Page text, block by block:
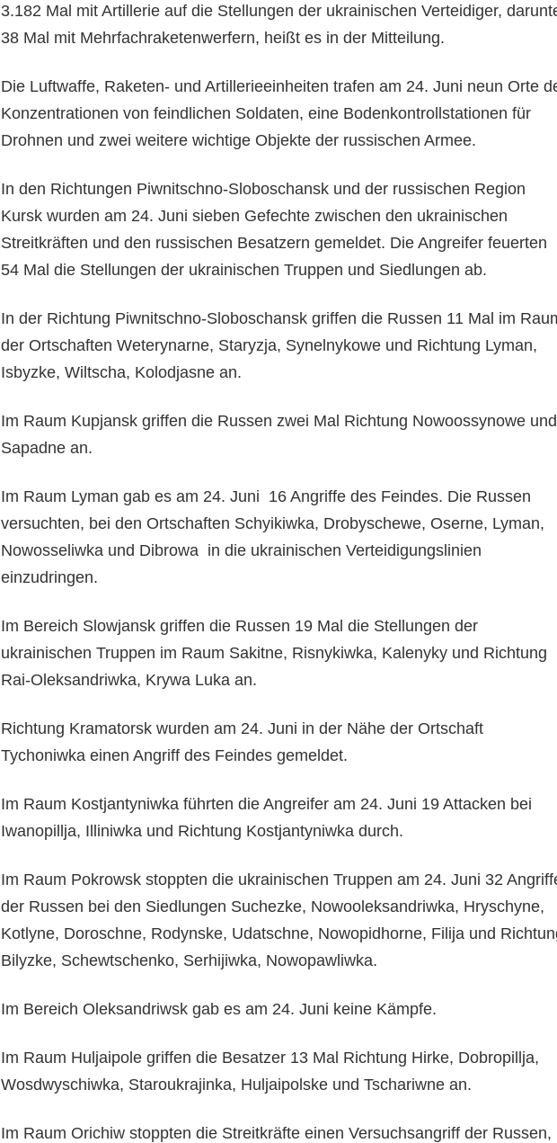
3.182 Mal mit Artillerie auf die Stellungen der ukrainischen Verteidiger,
38 Mal mit Mehrfachraketenwerfern, heißt es in der Mitteilung.
Die Luftwaffe, Raketen- und Artillerieeinheiten trafen am 24. Juni neun Orte
Konzentrationen von feindlichen Soldaten, eine Bodenkontrollstationen für
Drohnen und zwei weitere wichtige Objekte der russischen Armee.
In den Richtungen Piwnitschno-Sloboschansk und der russischen Region
Kursk wurden am 24. Juni sieben Gefechte zwischen den ukrainischen
Streitkräften und den russischen Besatzern gemeldet. Die Angreifer feuerten
54 Mal die Stellungen der ukrainischen Truppen und Siedlungen ab.
In der Richtung Piwnitschno-Sloboschansk griffen die Russen 11 Mal im
der Ortschaften Weterynarne, Staryzja, Synelnykowe und Richtung Lyman,
Isbyzke, Wiltscha, Kolodjasne an.
Im Raum Kupjansk griffen die Russen zwei Mal Richtung Nowoossynowe und
Sapadne an.
Im Raum Lyman gab es am 24. Juni 16 Angriffe des Feindes. Die Russen
versuchten, bei den Ortschaften Schyikiwka, Drobyschewe, Oserne, Lyman,
Nowosseliwka und Dibrowa in die ukrainischen Verteidigungslinien
einzudringen.
Im Bereich Slowjansk griffen die Russen 19 Mal die Stellungen der
ukrainischen Truppen im Raum Sakitne, Risnykiwka, Kalenyky und Richtung
Rai-Oleksandriwka, Krywa Luka an.
Richtung Kramatorsk wurden am 24. Juni in der Nähe der Ortschaft
Tychoniwka einen Angriff des Feindes gemeldet.
Im Raum Kostjantyniwka führten die Angreifer am 24. Juni 19 Attacken bei
Iwanopillja, Illiniwka und Richtung Kostjantyniwka durch.
Im Raum Pokrowsk stoppten die ukrainischen Truppen am 24. Juni 32
der Russen bei den Siedlungen Suchezke, Nowooleksandriwka, Hryschyne,
Kotlyne, Doroschne, Rodynske, Udatschne, Nowopidhorne, Filija und
Bilyzke, Schewtschenko, Serhijiwka, Nowopawliwka.
Im Bereich Oleksandriwsk gab es am 24. Juni keine Kämpfe.
Im Raum Huljaipole griffen die Besatzer 13 Mal Richtung Hirke, Dobropillja,
Wosdwyschiwka, Staroukrajinka, Huljaipolske und Tschariwne an.
Im Raum Orichiw stoppten die Streitkräfte einen Versuchsangriff der Russen,